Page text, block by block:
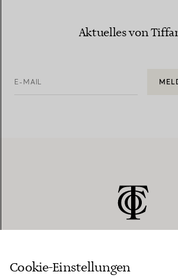
Aktuelles von
E-MAIL
KUNDENSERVICE
Cookie-Einstellungen